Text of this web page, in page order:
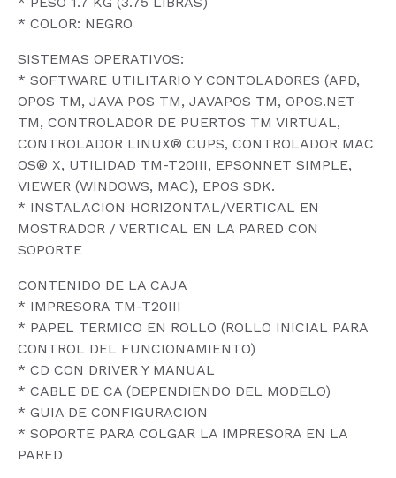
* COLOR: NEGRO
SISTEMAS OPERATIVOS:
* SOFTWARE UTILITARIO Y CONTOLADORES (APD,
OPOS TM, JAVA POS TM, JAVAPOS TM, OPOS.NET
TM, CONTROLADOR DE PUERTOS TM VIRTUAL,
CONTROLADOR LINUX® CUPS, CONTROLADOR MAC
OS® X, UTILIDAD TM-T20III, EPSONNET SIMPLE,
VIEWER (WINDOWS, MAC), EPOS SDK.
* INSTALACION HORIZONTAL/VERTICAL EN
MOSTRADOR / VERTICAL EN LA PARED CON
SOPORTE
CONTENIDO DE LA CAJA
* IMPRESORA TM-T20III
* PAPEL TERMICO EN ROLLO (ROLLO INICIAL PARA
CONTROL DEL FUNCIONAMIENTO)
* CD CON DRIVER Y MANUAL
* CABLE DE CA (DEPENDIENDO DEL MODELO)
* GUIA DE CONFIGURACION
* SOPORTE PARA COLGAR LA IMPRESORA EN LA
PARED